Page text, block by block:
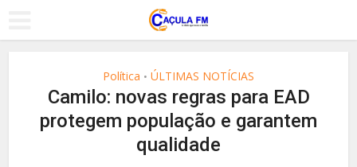
Política • ÚLTIMAS NOTÍCIAS
Camilo: novas regras para EAD
protegem população e garantem
qualidade